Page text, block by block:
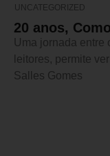
UNCATEGORIZED
20 anos,
Uma jornada entre
leitores, permite
Salles Gomes